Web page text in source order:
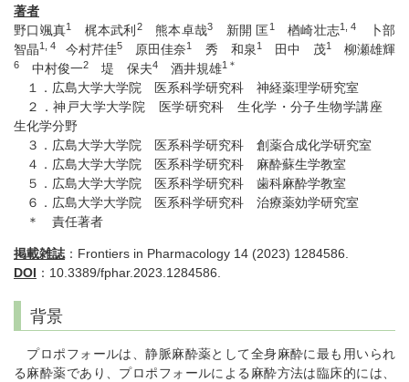
著者
野口颯真1 梶本武利 2熊本卓哉3 新開 匡1楢崎壮志1, 4
卜部
智晶1, 4 今村芹佳5 原田佳奈1 秀 和泉 1田中 茂1柳瀬雄輝
6 中村俊一2 堤 保夫4 酒井規雄1＊
１．広島大学大学院 医系科学研究科 神経薬理学研究室
２．神戸大学大学院 医学研究科 生化学・分子生物学講座
生化学分野
３．広島大学大学院 医系科学研究科 創薬合成化学研究室
４．広島大学大学院 医系科学研究科 麻酔蘇生学教室
５．広島大学大学院 医系科学研究科 歯科麻酔学教室
６．広島大学大学院 医系科学研究科 治療薬効学研究室
＊ 責任著者
掲載雑誌 ：Frontiers in Pharmacology 14 (2023) 1284586.
DOI ：10.3389/fphar.2023.1284586.
背景
プロポフォールは、静脈麻酔薬として全身麻酔に最も用いられ
る麻酔薬であり、プロポフォールによる麻酔方法は臨床的には、